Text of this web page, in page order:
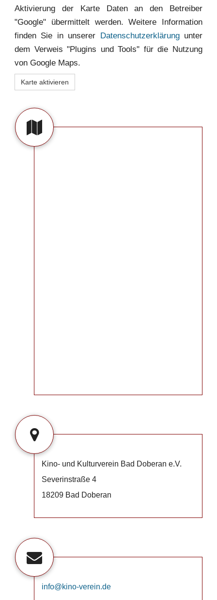
Aktivierung der Karte Daten an den Betreiber
"Google" übermittelt werden. Weitere Information
finden Sie in unserer Datenschutzerklärungunter
dem Verweis "Plugins und Tools" für die Nutzung
von Google Maps.
Karte aktivieren
Kino- und Kulturverein Bad Doberan e.V.
Severinstraße 4
18209 Bad Doberan
info@kino-verein.de